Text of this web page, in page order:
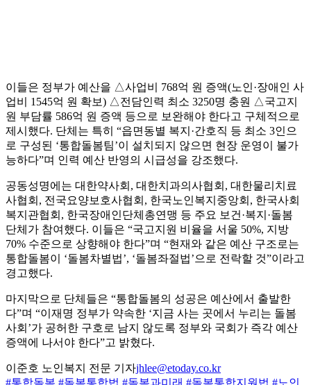
이들은 정부가 예산을 △사업비 768억 원 증액(노인·장애인 사
업비 1545억 원 확보) △전담인력 최소 3250명 충원 △국고지
원 부담률 586억 원 증액 등으로 보완해야 한다고 구체적으로
제시했다. 단체는 특히 “읍면동별 복지·간호직 등 최소 3인으
로 구성된 ‘통합돌봄팀’이 설치되지 않으면 현장 운영이 불가
능하다”며 인력 예산 반영의 시급성을 강조했다.
공동성명에는 대한약사회, 대한치과의사협회, 대한물리치료
사협회, 전국요양보호사협회, 한국노인복지중앙회, 한국사회
복지관협회, 한국장애인단체총연맹 등 주요 보건·복지·돌봄
단체가 참여했다. 이들은 “국고지원 비율을 서울 50%, 지방
70% 수준으로 상향해야 한다”며 “현재와 같은 예산 구조로는
통합돌봄이 ‘돌봄차별법’, ‘돌봄좌절법’으로 전락할 것”이라고
경고했다.
마지막으로 단체들은 “통합돌봄의 성공은 예산에서 출발한
다”며 “이재명 정부가 약속한 ‘지금 사는 곳에서 누리는 돌봄
사회’가 공허한 구호로 남지 않도록 정부와 국회가 즉각 예산
증액에 나서야 한다”고 밝혔다.
이준호 노인복지 전문 기자jhlee@etoday.co.kr